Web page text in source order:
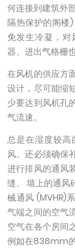
何连接到建筑外
隔热保护的阁楼
免发生冷凝，
器、进出气格栅
在风机的供应方
设计，尽可能缩
少要达到风机孔
气流速。
总是在湿度较
风。还必须确保
进行排风的通风
缝、 墙上的通风
械通风 (MVHR)
气端之间的空气
空气在各个房间
例如在838mm